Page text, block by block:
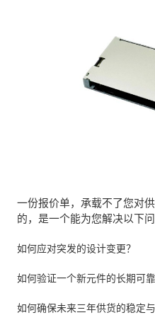
一份报价单，承载不了您对
的，是一个能为您解决以下问
如何应对突发的设计变更？
如何验证一个新元件的长期可靠
如何确保未来三年供货的稳定